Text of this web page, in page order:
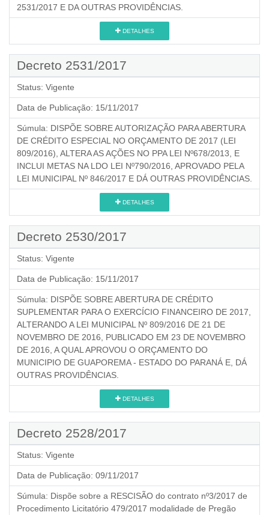
2531/2017 E DA OUTRAS PROVIDÊNCIAS.
DETALHES
Decreto 2531/2017
Status: Vigente
Data de Publicação: 15/11/2017
Súmula: DISPÕE SOBRE AUTORIZAÇÃO PARA ABERTURA
DE CRÉDITO ESPECIAL NO ORÇAMENTO DE 2017 (LEI
809/2016), ALTERA AS AÇÕES NO PPA LEI Nº678/2013, E
INCLUI METAS NA LDO LEI Nº790/2016, APROVADO PELA
LEI MUNICIPAL Nº 846/2017 E DÁ OUTRAS PROVIDÊNCIAS.
DETALHES
Decreto 2530/2017
Status: Vigente
Data de Publicação: 15/11/2017
Súmula: DISPÕE SOBRE ABERTURA DE CRÉDITO
SUPLEMENTAR PARA O EXERCÍCIO FINANCEIRO DE 2017,
ALTERANDO A LEI MUNICIPAL Nº 809/2016 DE 21 DE
NOVEMBRO DE 2016, PUBLICADO EM 23 DE NOVEMBRO
DE 2016, A QUAL APROVOU O ORÇAMENTO DO
MUNICIPIO DE GUAPOREMA - ESTADO DO PARANÁ E, DÁ
OUTRAS PROVIDÊNCIAS.
DETALHES
Decreto 2528/2017
Status: Vigente
Data de Publicação: 09/11/2017
Súmula: Dispõe sobre a RESCISÃO do contrato nº3/2017 de
Procedimento Licitatório 479/2017 modalidade de Pregão